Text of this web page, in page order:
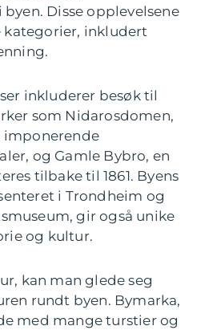
Disse opplevelsene
kategorier, inkludert
inkluderer besøk til
som Nidarosdomen,
imponerende
og Gamle Bybro, en
tilbake til 1861. Byens
i Trondheim og
gir også unike
og kultur.
kan man glede seg
rundt byen. Bymarka,
med mange turstier og